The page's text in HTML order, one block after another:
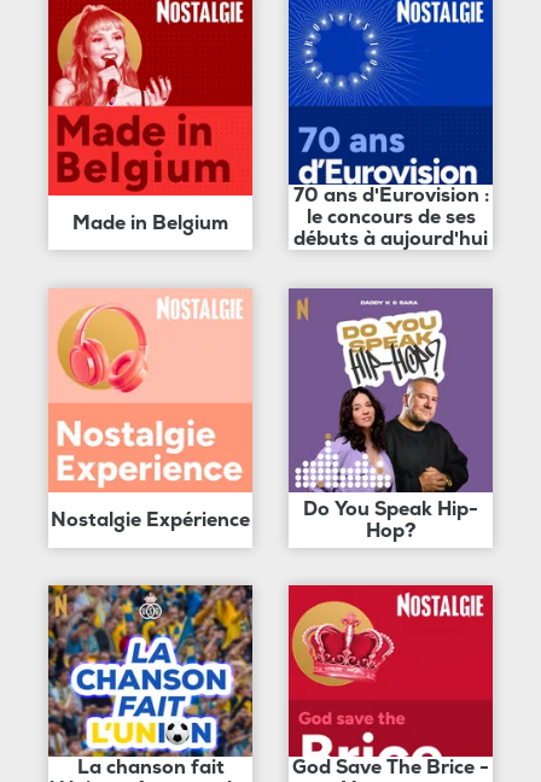
Made in Belgium
70 ans d'Eurovision :
le concours de ses
débuts à aujourd'hui
Nostalgie Expérience
Do You Speak Hip-
Hop?
La chanson fait
God Save The Brice -